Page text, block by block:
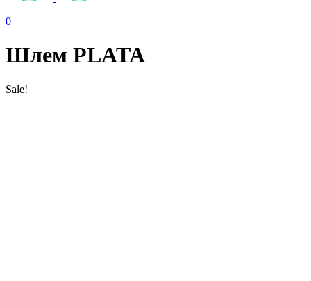
0
Шлем PLATA
Sale!